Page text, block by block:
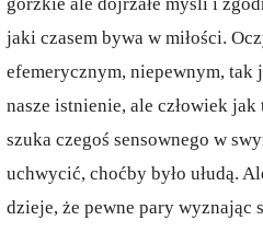
jaki czasem bywa w miłości.
efemerycznym, niepewnym, tak
nasze istnienie, ale człowiek
szuka czegoś sensownego w
uchwycić, choćby było ułudą.
dzieje, że pewne pary wyznając